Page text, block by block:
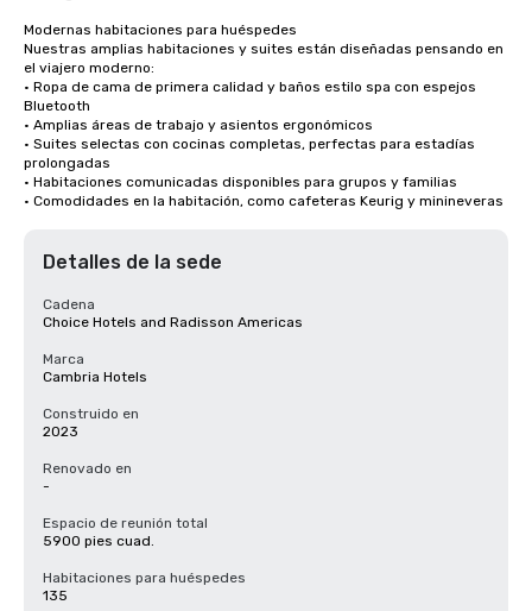
Modernas habitaciones para huéspedes
Nuestras amplias habitaciones y suites están diseñadas pensando en
el viajero moderno:
• Ropa de cama de primera calidad y baños estilo spa con espejos
Bluetooth
• Amplias áreas de trabajo y asientos ergonómicos
• Suites selectas con cocinas completas, perfectas para estadías
prolongadas
• Habitaciones comunicadas disponibles para grupos y familias
• Comodidades en la habitación, como cafeteras Keurig y minineveras
Detalles de la sede
Cadena
Choice Hotels and Radisson Americas
Marca
Cambria Hotels
Construido en
2023
Renovado en
-
Espacio de reunión total
5900 pies cuad.
Habitaciones para huéspedes
135